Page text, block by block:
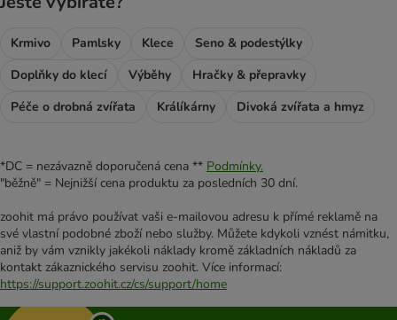
Krmivo Pamlsky Klece
Seno & podestýlky
Doplňky do klecí
Výběhy
Hračky & přepravky
Péče o drobná zvířata
Králíkárny Divoká zvířata a hmyz
*DC = nezávazně doporučená cena ** Podmínky.
"běžně" = Nejnižší cena produktu za posledních 30 dní.
zoohit má právo používat vaši e-mailovou adresu k přímé reklamě na
své vlastní podobné zboží nebo služby. Můžete kdykoli vznést námitku,
aniž by vám vznikly jakékoli náklady kromě základních nákladů za
kontakt zákaznického servisu zoohit. Více informací:
https://support.zoohit.cz/cs/support/home